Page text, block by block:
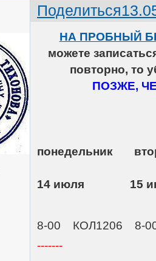
Поделиться
НА ПРОБНЫЙ
можете
повторно, то
ПОЗЖЕ,
14 июля 15
8-00 КОЛ1206 8-
-------